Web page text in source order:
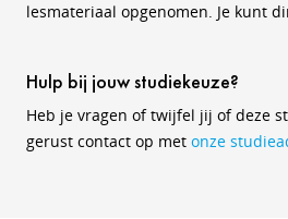
lesmateriaal opgenomen. Je kunt
Hulp bij jouw studiekeuze?
Heb je vragen of twijfel jij of deze
gerust contact op met onze